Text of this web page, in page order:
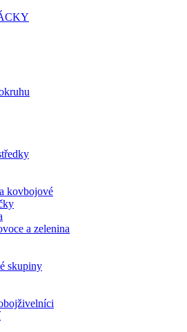
kovbojové
a zelenina
skupiny